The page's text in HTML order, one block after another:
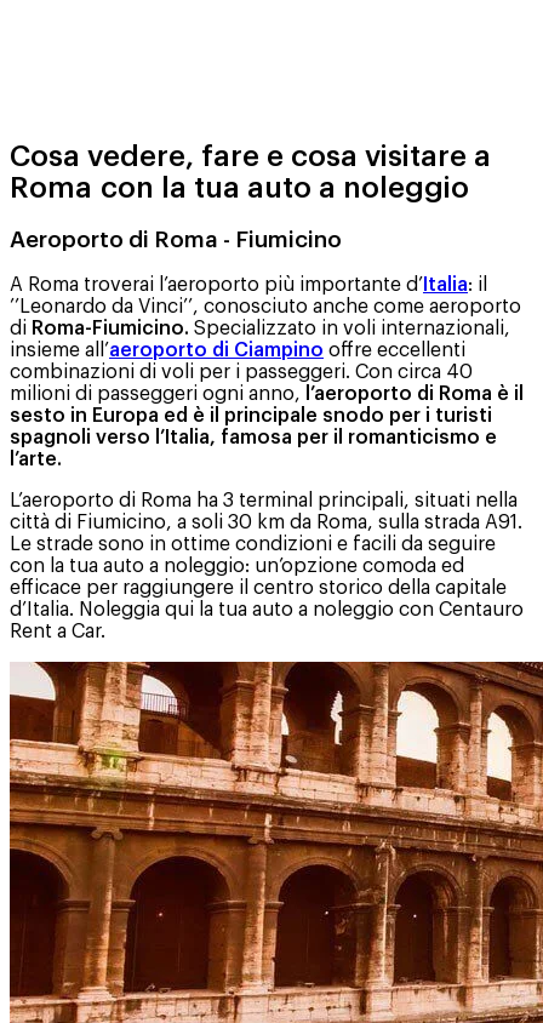
Cosa vedere, fare e cosa visitare a
Roma con la tua auto a noleggio
Aeroporto di Roma - Fiumicino
A Roma troverai l’aeroporto più importante d’ Italia: il
’’Leonardo da Vinci’’, conosciuto anche come aeroporto
di Roma-Fiumicino. Specializzato in voli internazionali,
insieme all’aeroporto di Ciampino offre eccellenti
combinazioni di voli per i passeggeri. Con circa 40
milioni di passeggeri ogni anno, l’aeroporto di Roma è il
sesto in Europa ed è il principale snodo per i turisti
spagnoli verso l’Italia, famosa per il romanticismo e
l’arte.
L’aeroporto di Roma ha 3 terminal principali, situati nella
città di Fiumicino, a soli 30 km da Roma, sulla strada A91.
Le strade sono in ottime condizioni e facili da seguire
con la tua auto a noleggio: un’opzione comoda ed
efficace per raggiungere il centro storico della capitale
d’Italia. Noleggia qui la tua auto a noleggio con Centauro
Rent a Car.